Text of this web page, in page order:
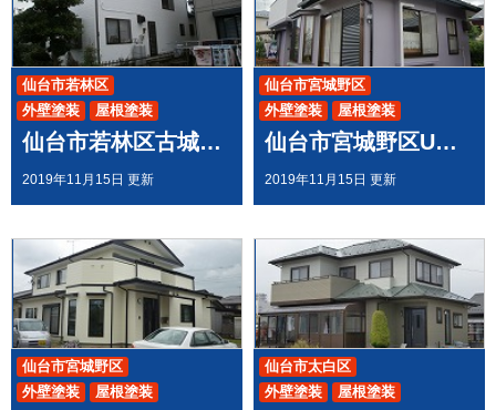
仙台市若林区古城A様邸で 屋根外壁塗装工事させて頂きました
2019年11月15日 更新
外壁塗装 屋根塗装
仙台市若林区
仙台市宮城野区U様邸岡田で 屋根外壁塗装工事させて頂きました
2019年11月15日 更新
外壁塗装 屋根塗装
仙台市宮城野区
外壁塗装 屋根塗装
仙台市宮城野区
外壁塗装 屋根塗装
仙台市太白区